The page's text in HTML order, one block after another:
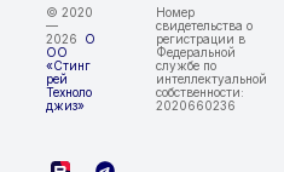
© 2020
—
2026 О
ОО
«Стинг
рей
Техноло
джиз»
Номер
свидетельства о
регистрации в
Федеральной
службе по
интеллектуальной
собственности:
2020660236